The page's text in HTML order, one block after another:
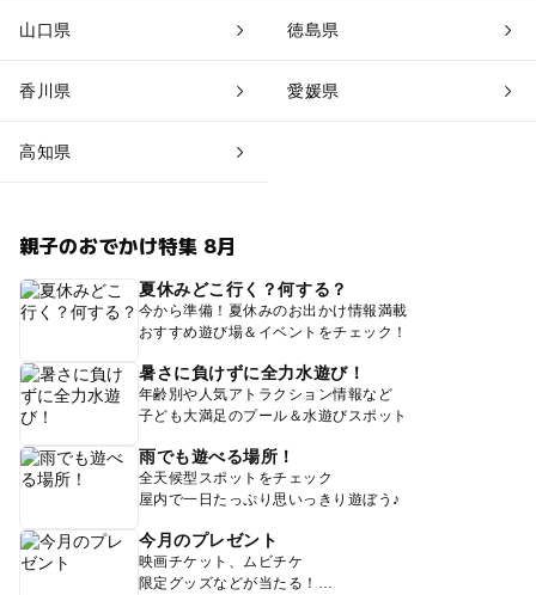
山口県 徳島県
香川県 愛媛県
高知県
親子のおでかけ特集 8月
夏休みどこ行く？何する？
今から準備！夏休みのお出かけ情報満載
おすすめ遊び場＆イベントをチェック！
暑さに負けずに全力水遊び！
年齢別や人気アトラクション情報など
子ども大満足のプール＆水遊びスポット
雨でも遊べる場所！
全天候型スポットをチェック
屋内で一日たっぷり思いっきり遊ぼう♪
今月のプレゼント
映画チケット、ムビチケ
限定グッズなどが当たる！